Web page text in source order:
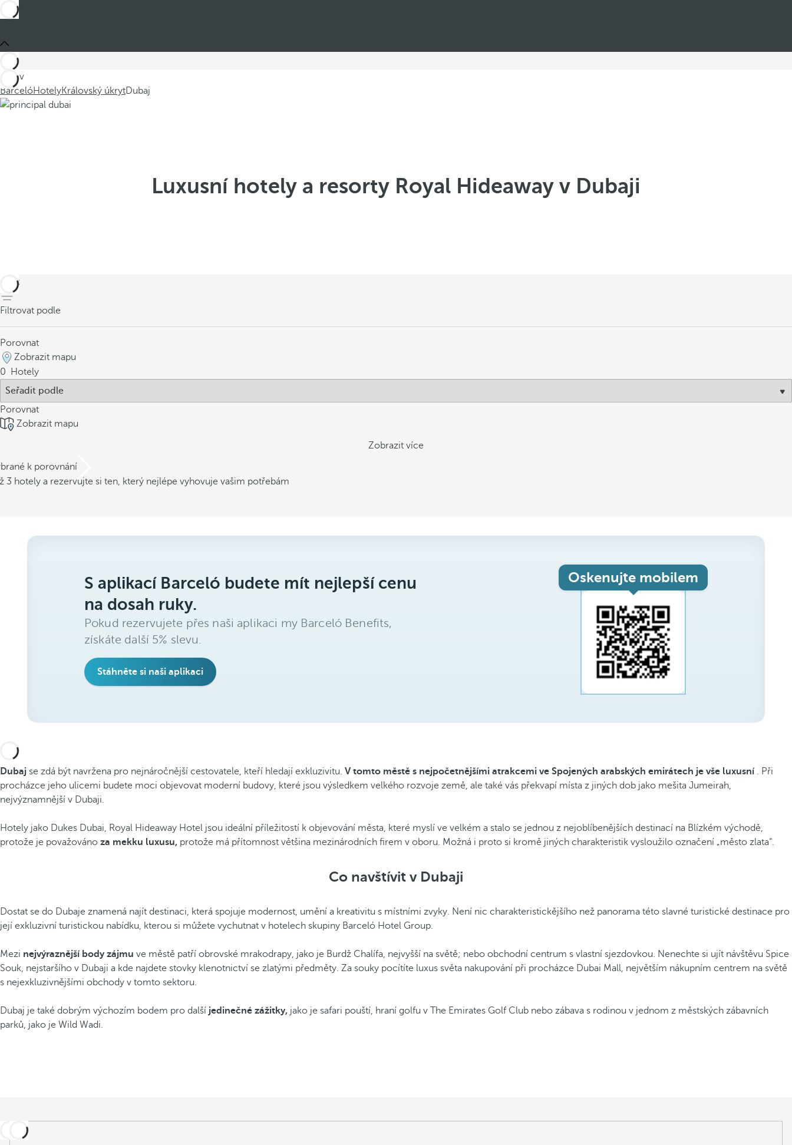
Jste v
BarcelóHotelyKrálovský úkrytDubaj
Luxusní hotely a resorty Royal Hideaway v Dubaji
Zpět
Filtrovat podle
Porovnat
Zobrazit mapu
0
Hotely
Porovnat
Zobrazit mapu
Zobrazit více
k porovnání
3 hotely a rezervujte si ten, který nejlépe vyhovuje vašim potřebám
S aplikací Barceló budete mít nejlepší cenu
na dosah ruky.
Pokud rezervujete přes naši aplikaci my Barceló Benefits,
získáte další 5% slevu.
Stáhněte si naši aplikaci
Oskenujte mobilem
Dubaj se zdá být navržena pro nejnáročnější cestovatele, kteří hledají exkluzivitu. V tomto městě s nejpočetnějšími atrakcemi ve Spojených arabských emirátech je vše luxusní. Při
procházce jeho ulicemi budete moci objevovat moderní budovy, které jsou výsledkem velkého rozvoje země, ale také vás překvapí místa z jiných dob jako mešita Jumeirah,
nejvýznamnější v Dubaji.
Hotely jako Dukes Dubai, Royal Hideaway Hotel jsou ideální příležitostí k objevování města, které myslí ve velkém a stalo se jednou z nejoblíbenějších destinací na Blízkém východě,
protože je považováno za mekku luxusu, protože má přítomnost většina mezinárodních firem v oboru. Možná i proto si kromě jiných charakteristik vysloužilo označení „město zlata“.
Co navštívit v Dubaji
Dostat se do Dubaje znamená najít destinaci, která spojuje modernost, umění a kreativitu s místními zvyky. Není nic charakteristickějšího než panorama této slavné turistické destinace pro
její exkluzivní turistickou nabídku, kterou si můžete vychutnat v hotelech skupiny Barceló Hotel Group.
Mezi nejvýraznější body zájmu ve městě patří obrovské mrakodrapy, jako je Burdž Chalífa, nejvyšší na světě; nebo obchodní centrum s vlastní sjezdovkou. Nenechte si ujít návštěvu Spice
Souk, nejstaršího v Dubaji a kde najdete stovky klenotnictví se zlatými předměty. Za souky pocítíte luxus světa nakupování při procházce Dubai Mall, největším nákupním centrem na světě
s nejexkluzivnějšími obchody v tomto sektoru.
Dubaj je také dobrým výchozím bodem pro další jedinečné zážitky, jako je safari pouští, hraní golfu v The Emirates Golf Club nebo zábava s rodinou v jednom z městských zábavních
parků, jako je Wild Wadi.